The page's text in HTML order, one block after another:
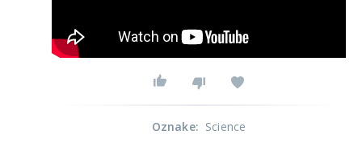
Oznake: Science